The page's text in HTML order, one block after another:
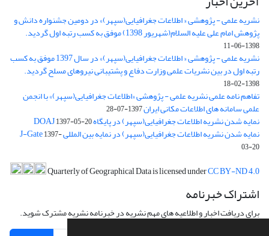
نشریه علمی - پژوهشی « اطلاعات جغرافیایی(سپهر)» در دومین جشنواره دانش و
پژوهش امام علی علیه السلام(شهریور 1398) موفق به کسب رتبه اول گردید.
1398-06-11
نشریه علمی - پژوهشی « اطلاعات جغرافیایی(سپهر)» در سال 1397 موفق به کسب
رتبه اول در بین نشریات علمی وزارت دفاع و پشتیبانی نیروهای مسلح گردید.
1398-02-18
تفاهم نامه علمی نشریه علمی - پژوهشی «اطلاعات جغرافیایی(سپهر)» با انجمن
علمی سامانه های اطلاعات مکانی ایران1397-07-28
نمایه شدن نشریه اطلاعات جغرافیایی(سپهر) در پایگاه DOAJ1397-05-20
نمایه شدن نشریه اطلاعات جغرافیایی(سپهر) در نمایه بین المللی J-Gate1397-
03-20
Quarterly of Geographical Data is licensed underCC BY-ND 4.0
اشتراک خبرنامه
برای دریافت اخبار و اطلاعیه های مهم نشریه در خبرنامه نشریه مشترک شوید.